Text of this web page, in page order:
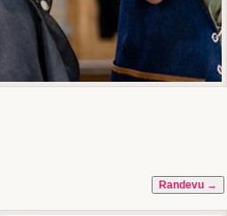
Randevu →